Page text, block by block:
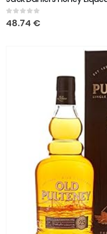
sur 5
48.74 €